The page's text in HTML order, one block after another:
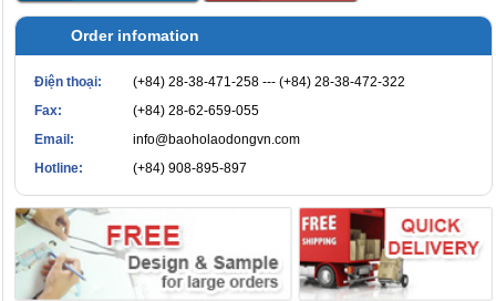
Order infomation
Điện thoại:
(+84) 28-38-471-258 --- (+84) 28-38-472-322
Fax:
(+84) 28-62-659-055
Email:
info@baoholaodongvn.com
Hotline:
(+84) 908-895-897